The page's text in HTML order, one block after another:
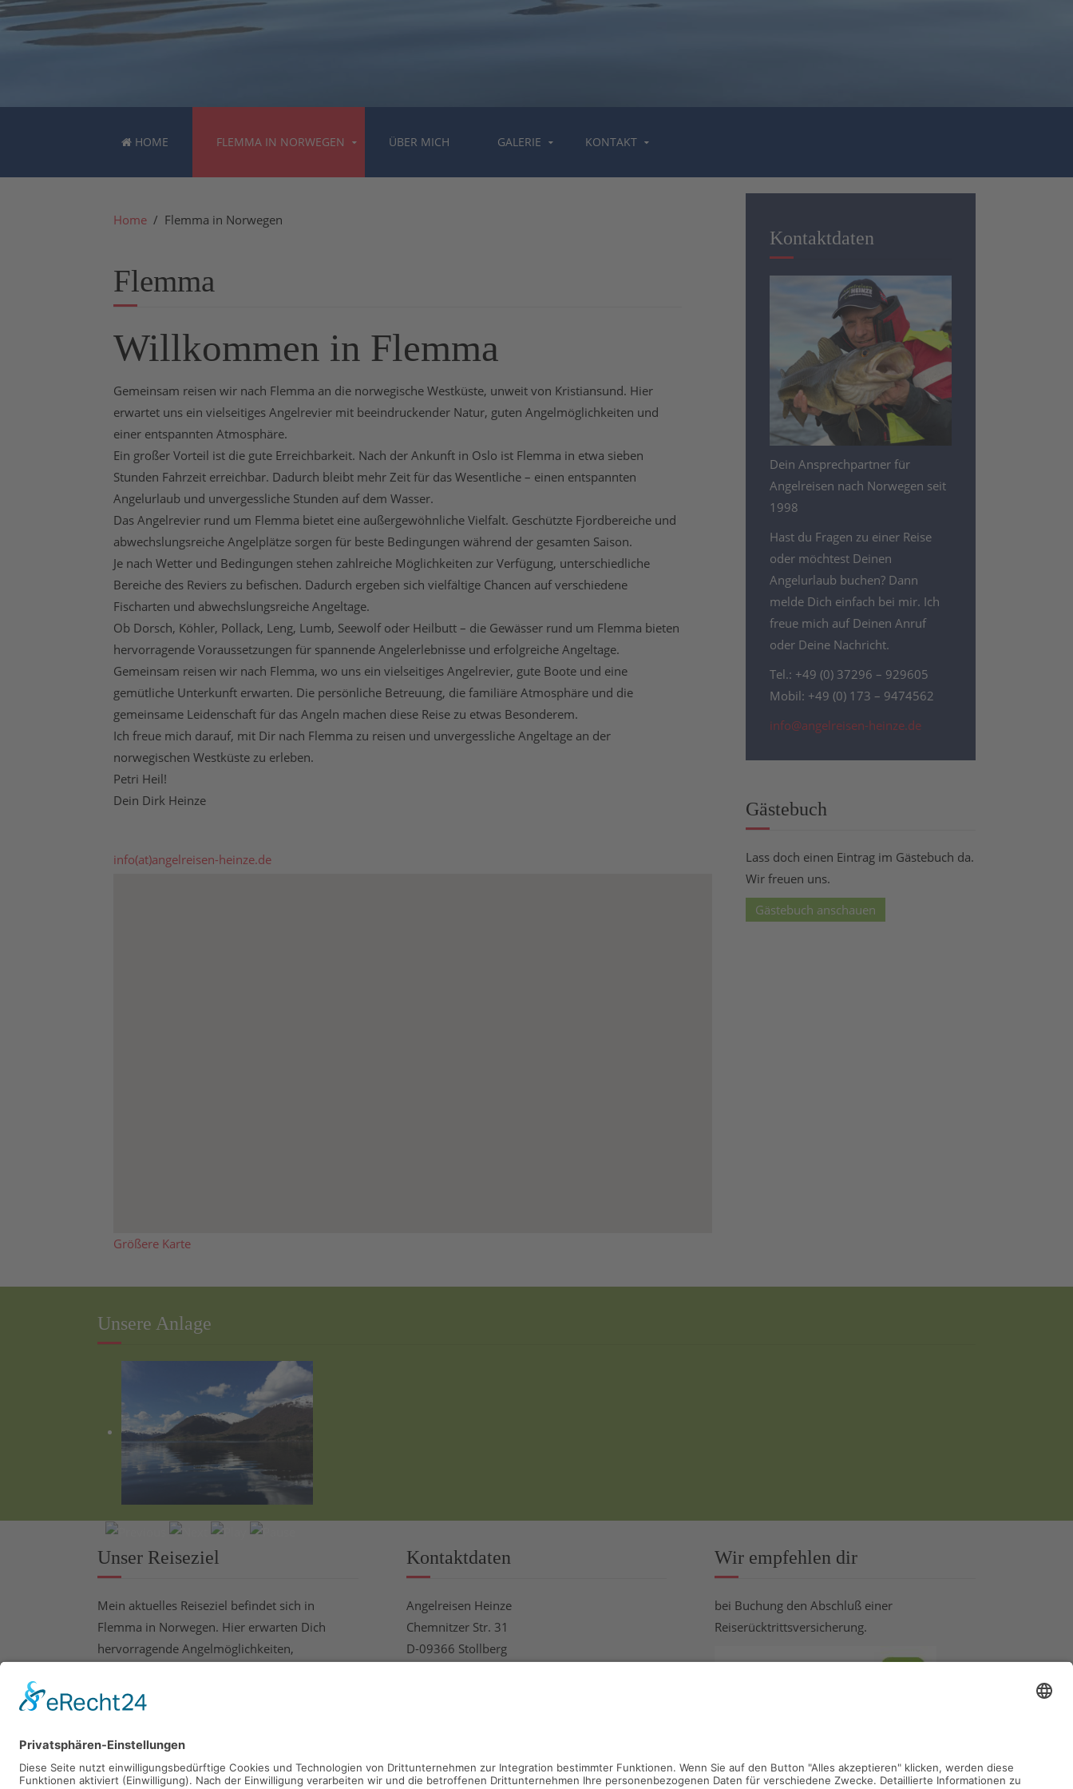
HOME FLEMMA IN NORWEGEN ÜBER MICH GALERIE KONTAKT
Home Flemma in Norwegen
Flemma
Willkommen in Flemma
Gemeinsam reisen wir nach Flemma an die norwegische Westküste, unweit von Kristiansund. Hier
erwartet uns ein vielseitiges Angelrevier mit beeindruckender Natur, guten Angelmöglichkeiten und
einer entspannten Atmosphäre.
Ein großer Vorteil ist die gute Erreichbarkeit. Nach der Ankunft in Oslo ist Flemma in etwa sieben
Stunden Fahrzeit erreichbar. Dadurch bleibt mehr Zeit für das Wesentliche – einen entspannten
Angelurlaub und unvergessliche Stunden auf dem Wasser.
Das Angelrevier rund um Flemma bietet eine außergewöhnliche Vielfalt. Geschützte Fjordbereiche und
abwechslungsreiche Angelplätze sorgen für beste Bedingungen während der gesamten Saison.
Je nach Wetter und Bedingungen stehen zahlreiche Möglichkeiten zur Verfügung, unterschiedliche
Bereiche des Reviers zu befischen. Dadurch ergeben sich vielfältige Chancen auf verschiedene
Fischarten und abwechslungsreiche Angeltage.
Ob Dorsch, Köhler, Pollack, Leng, Lumb, Seewolf oder Heilbutt – die Gewässer rund um Flemma bieten
hervorragende Voraussetzungen für spannende Angelerlebnisse und erfolgreiche Angeltage.
Gemeinsam reisen wir nach Flemma, wo uns ein vielseitiges Angelrevier, gute Boote und eine
gemütliche Unterkunft erwarten. Die persönliche Betreuung, die familiäre Atmosphäre und die
gemeinsame Leidenschaft für das Angeln machen diese Reise zu etwas Besonderem.
Ich freue mich darauf, mit Dir nach Flemma zu reisen und unvergessliche Angeltage an der
norwegischen Westküste zu erleben.
Petri Heil!
Dein Dirk Heinze
info(at)angelreisen-heinze.de
Größere Karte
Kontaktdaten
Dein Ansprechpartner für
Angelreisen nach Norwegen seit
1998
Hast du Fragen zu einer Reise
oder möchtest Deinen
Angelurlaub buchen? Dann
melde Dich einfach bei mir. Ich
freue mich auf Deinen Anruf
oder Deine Nachricht.
Tel.: +49 (0) 37296 – 929605
Mobil: +49 (0) 173 – 9474562
info@angelreisen-heinze.de
Gästebuch
Lass doch einen Eintrag im Gästebuch da.
Wir freuen uns.
Gästebuch anschauen
Unsere Anlage
Unser Reiseziel
Mein aktuelles Reiseziel befindet sich in
Flemma in Norwegen. Hier erwarten Dich
hervorragende Angelmöglichkeiten,
Voraussetzungen für einen erlebnisreichen
Angelurlaub.
Kontaktdaten
Angelreisen Heinze
Chemnitzer Str. 31
D-09366 Stollberg
Wir empfehlen dir
bei Buchung den Abschluß einer
Reiserücktrittsversicherung.